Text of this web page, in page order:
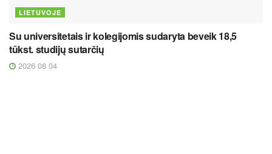
LIETUVOJE
Su universitetais ir kolegijomis sudaryta beveik 18,5
tūkst. studijų sutarčių
2026 08 04